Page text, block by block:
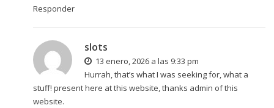
Responder
slots
13 enero, 2026 a las 9:33 pm
Hurrah, that’s what I was seeking for, what a
stuff! present here at this website, thanks admin of this
website.